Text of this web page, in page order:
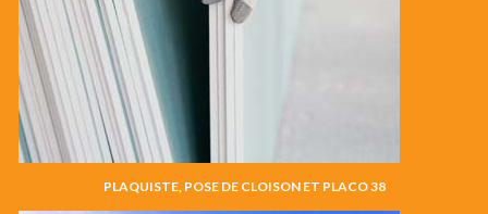
PLAQUISTE, POSE DE CLOISON ET PLACO 38